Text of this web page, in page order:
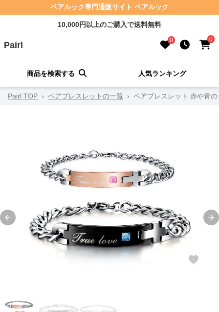
ペアルック専門通販サイト ペアルック
10,000円以上のご購入で送料無料
Pairl 0 0
商品を検索する 人気ランキング
Pairl TOP › ペアブレスレットの一覧 › ペアブレスレット 赤や青
Previous slide